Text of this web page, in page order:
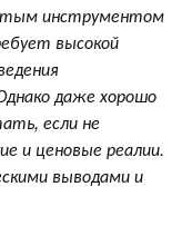
инструментом
высокой
даже хорошо
если не
и ценовые реалии.
выводами и